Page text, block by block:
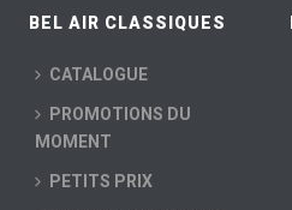
BEL AIR CLASSIQUES
CATALOGUE
PROMOTIONS DU
MOMENT
PETITS PRIX